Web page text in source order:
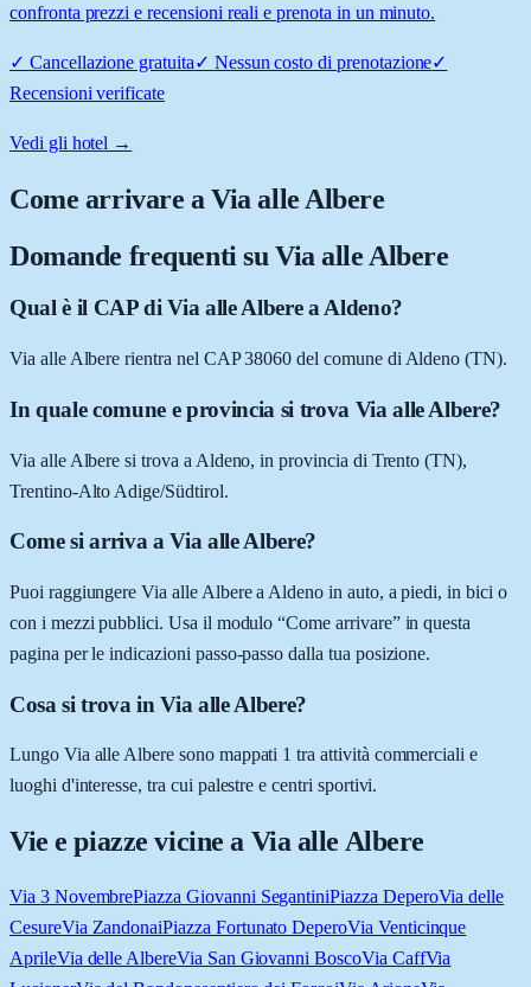
confronta prezzi e recensioni reali e prenota in un minuto.
✓ Cancellazione gratuita✓ Nessun costo di prenotazione✓
Recensioni verificate
Vedi gli hotel →
Come arrivare aVia alle Albere
Domande frequenti su Via alle Albere
Qual è il CAP di Via alle Albere a Aldeno?
Via alle Albere rientra nel CAP 38060 del comune di Aldeno (TN).
In quale comune e provincia si trova Via alle Albere?
Via alle Albere si trova a Aldeno, in provincia di Trento (TN),
Trentino-Alto Adige/Südtirol.
Come si arriva a Via alle Albere?
Puoi raggiungere Via alle Albere a Aldeno in auto, a piedi, in bici o
con i mezzi pubblici. Usa il modulo “Come arrivare” in questa
pagina per le indicazioni passo-passo dalla tua posizione.
Cosa si trova in Via alle Albere?
Lungo Via alle Albere sono mappati 1 tra attività commerciali e
luoghi d'interesse, tra cui palestre e centri sportivi.
Vie e piazze vicine a Via alle Albere
Via 3 NovembrePiazza Giovanni SegantiniPiazza DeperoVia delle
CesureVia ZandonaiPiazza Fortunato DeperoVia Venticinque
AprileVia delle AlbereVia San Giovanni BoscoVia CaffVia